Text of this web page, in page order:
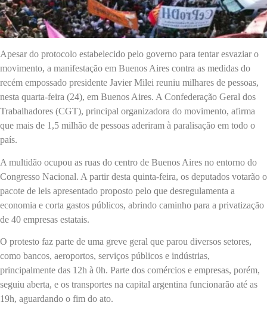
Apesar do protocolo estabelecido pelo governo para tentar esvaziar o
movimento, a manifestação em Buenos Aires contra as medidas do
recém empossado presidente Javier Milei reuniu milhares de pessoas,
nesta quarta-feira (24), em Buenos Aires. A Confederação Geral dos
Trabalhadores (CGT), principal organizadora do movimento, afirma
que mais de 1,5 milhão de pessoas aderiram à paralisação em todo o
país.
A multidão ocupou as ruas do centro de Buenos Aires no entorno do
Congresso Nacional. A partir desta quinta-feira, os deputados votarão o
pacote de leis apresentado proposto pelo que desregulamenta a
economia e corta gastos públicos, abrindo caminho para a privatização
de 40 empresas estatais.
O protesto faz parte de uma greve geral que parou diversos setores,
como bancos, aeroportos, serviços públicos e indústrias,
principalmente das 12h à 0h. Parte dos comércios e empresas, porém,
seguiu aberta, e os transportes na capital argentina funcionarão até as
19h, aguardando o fim do ato.